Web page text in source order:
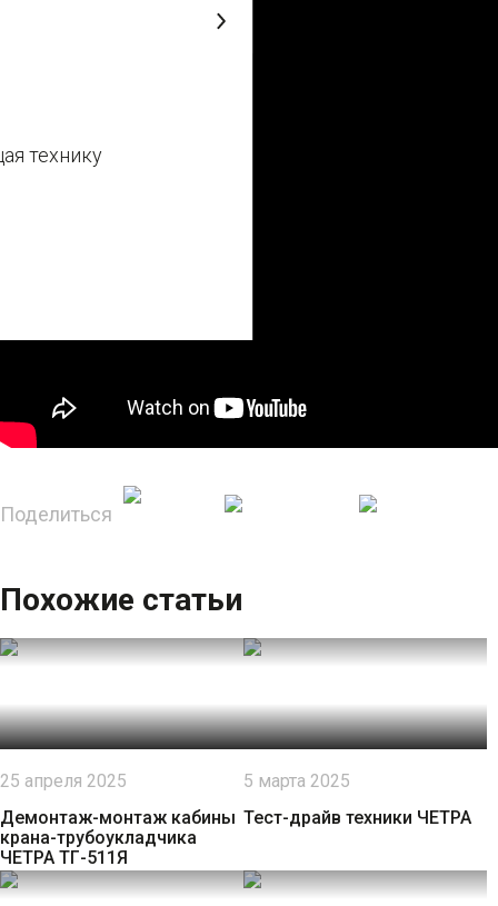
технику
Поделиться
Похожие статьи
25 апреля 2025
Демонтаж-монтаж кабины
крана-трубоукладчика
ЧЕТРА ТГ-511Я
5 марта 2025
Тест-драйв техники ЧЕТРА